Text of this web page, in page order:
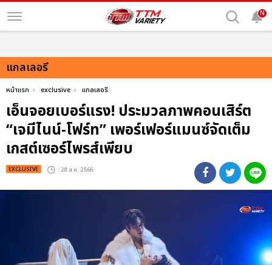
N
แกลเลอรี
หน้าแรก exclusive แกลเลอรี
เอ็นจอยเบอร์แรง! ประมวลภาพคอนเสิร์ต
“เจมีไนน์-โฟร์ท” เพอร์เฟอร์แมนซ์จัดเต็ม
เกสต์เซอร์ไพรส์เพียบ
EXCLUSIVE : 28 ส.ค. 2566